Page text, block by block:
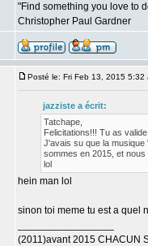
"Find something you love to
Christopher Paul Gardner
Posté le: Fri Feb 13, 2015 5:32
jazziste a écrit:
Tatchape,
Felicitations!!! Tu as
J'avais su que la musique
sommes en 2015, et
lol
hein man lol
sinon toi meme tu est a quel
(2011)avant 2015 CHACUN